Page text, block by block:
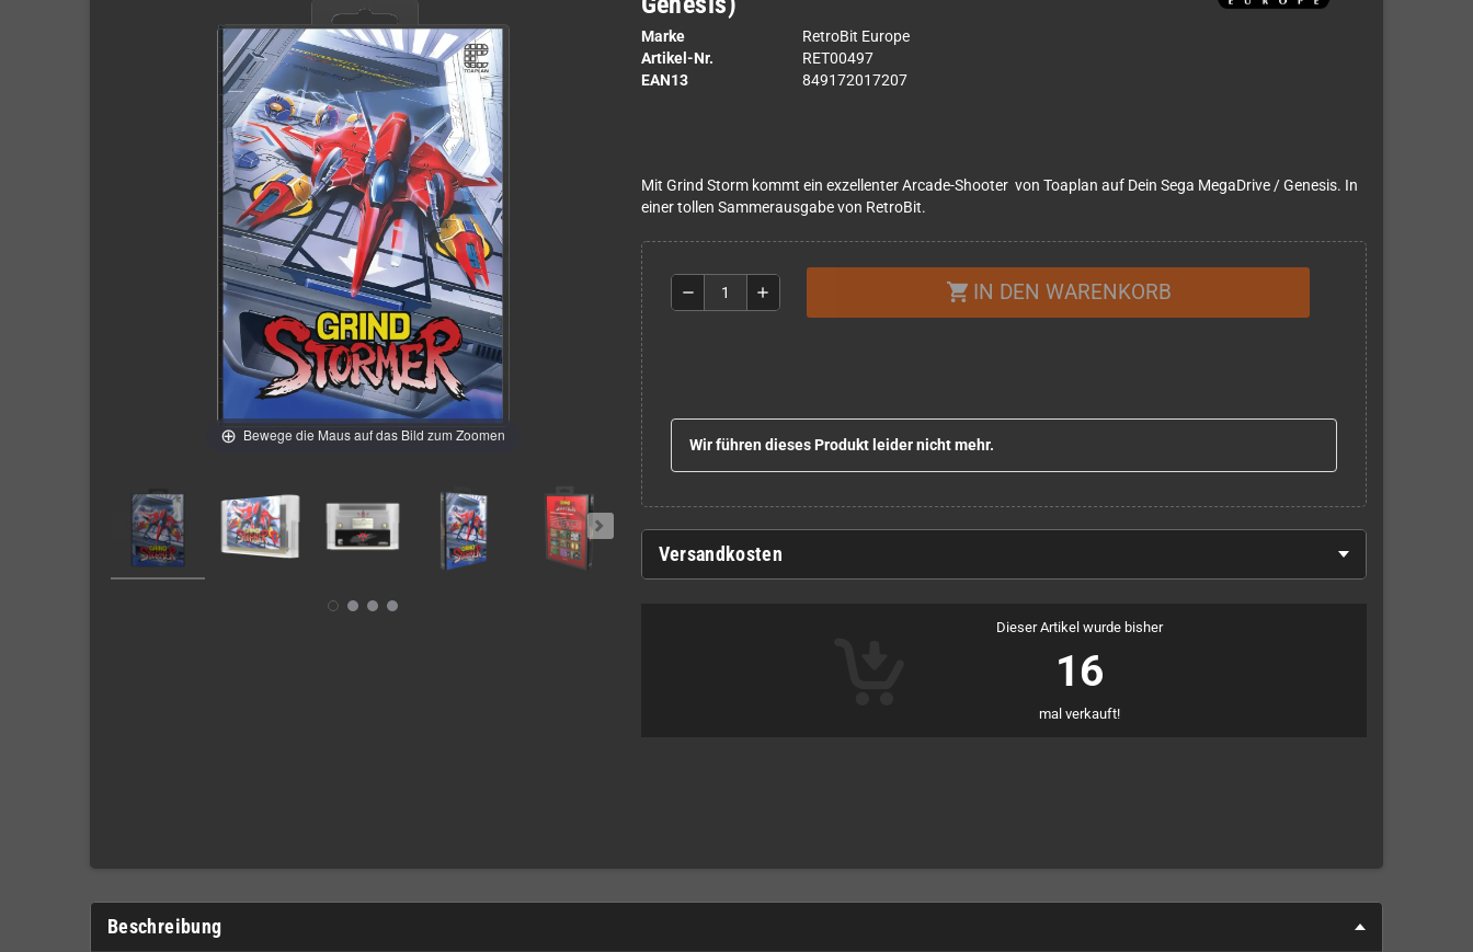
Bewege die Maus auf das Bild zum Zoomen
Marke
RetroBit Europe
Artikel-Nr.
RET00497
EAN13
849172017207
Mit Grind Storm kommt ein exzellenter Arcade-Shooter von Toaplan auf Dein Sega MegaDrive / Genesis. In
einer tollen Sammerausgabe von RetroBit.
remove add shopping_cart IN DEN WARENKORB
Wir führen dieses Produkt leider nicht mehr.
Versandkosten
Dieser Artikel wurde bisher
16
mal verkauft!
Beschreibung